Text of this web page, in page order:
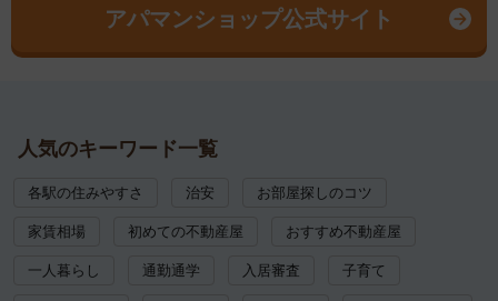
アパマンショップ公式サイト
人気のキーワード一覧
各駅の住みやすさ 治安 お部屋探しのコツ
家賃相場 初めての不動産屋 おすすめ不動産屋
一人暮らし 通勤通学 入居審査 子育て